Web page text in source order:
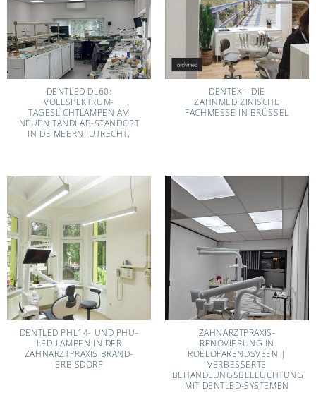
DENTLED DL60:
VOLLSPEKTRUM-
TAGESLICHTLAMPEN AM
NEUEN TANDLAB-STANDORT
IN DE MEERN, UTRECHT.
DENTEX – DIE
ZAHNMEDIZINISCHE
FACHMESSE IN BRÜSSEL
DENTLED PHL14- UND PHU-
LED-LAMPEN IN DER
ZAHNARZTPRAXIS BRAND-
ERBISDORF
ZAHNARZTPRAXIS-
RENOVIERUNG IN
ROELOFARENDSVEEN |
VERBESSERTE
BEHANDLUNGSBELEUCHTUNG
MIT DENTLED-SYSTEMEN